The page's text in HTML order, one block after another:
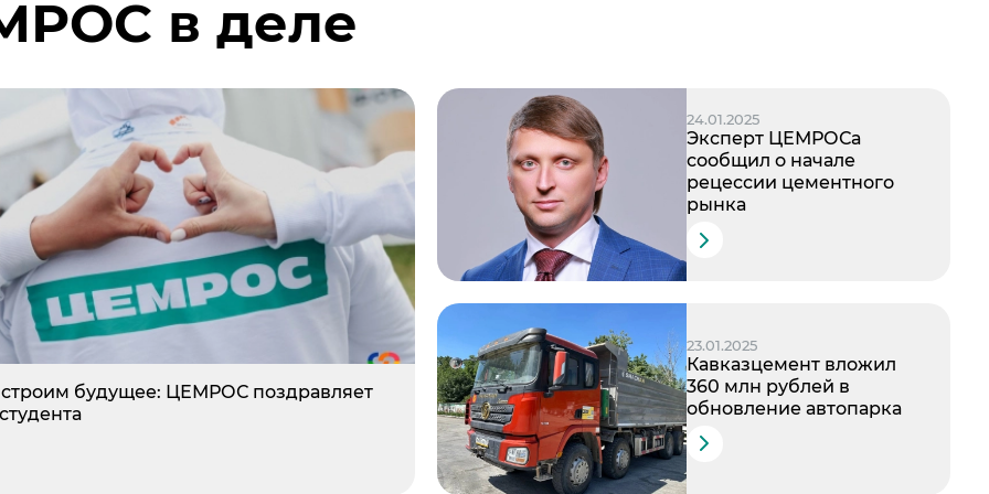
в деле
будущее: ЦЕМРОС поздравляет
24.01.2025
Эксперт ЦЕМРОСа
сообщил о начале
рецессии цементного
рынка
23.01.2025
Кавказцемент вложил
360 млн рублей в
обновление автопарка